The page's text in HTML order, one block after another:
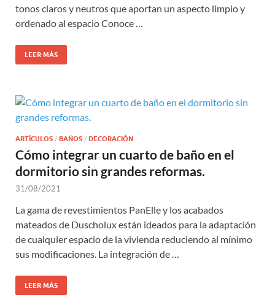
tonos claros y neutros que aportan un aspecto limpio y
ordenado al espacio Conoce …
LEER MÁS
ARTÍCULOS / BAÑOS / DECORACIÓN
Cómo integrar un cuarto de baño en el
dormitorio sin grandes reformas.
31/08/2021
​La gama de revestimientos PanElle y los acabados
mateados de Duscholux están ideados para la adaptación
de cualquier espacio de la vivienda reduciendo al mínimo
sus modificaciones. La integración de …
LEER MÁS